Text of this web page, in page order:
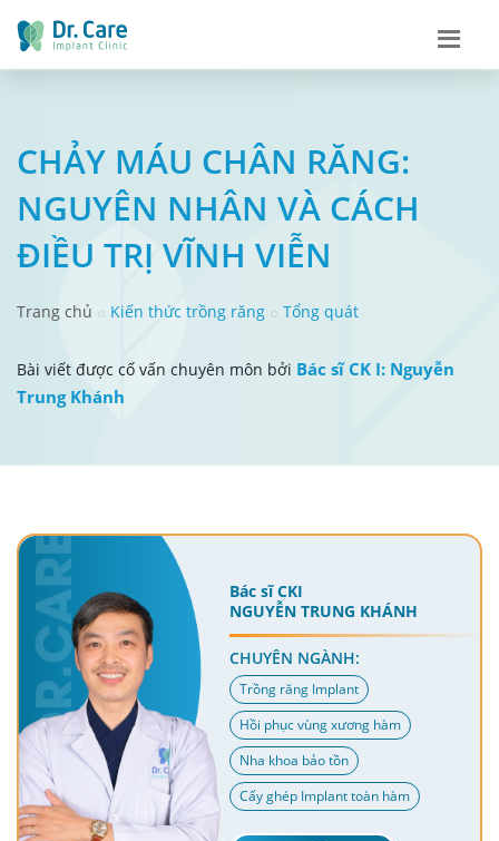
CHẢY MÁU CHÂN RĂNG:
NGUYÊN NHÂN VÀ CÁCH
ĐIỀU TRỊ VĨNH VIỄN
Trang chủ Kiến thức trồng răng Tổng quát
Bài viết được cố vấn chuyên môn bởi Bác sĩ CK I: Nguyễn
Trung Khánh
Bác sĩ CKI
NGUYỄN TRUNG KHÁNH
CHUYÊN NGÀNH:
Trồng răng Implant
Hồi phục vùng xương hàm
Nha khoa bảo tồn
Cấy ghép Implant toàn hàm